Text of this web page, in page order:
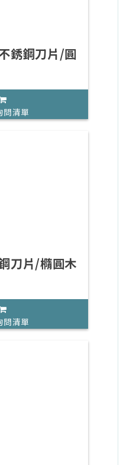
銹鋼刀片/圓
問清單
刀片/橢圓木
問清單